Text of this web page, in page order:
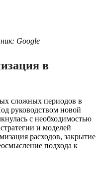
Google
в
сложных периодов в
руководством новой
с необходимостью
и моделей
расходов, закрытие
подхода к